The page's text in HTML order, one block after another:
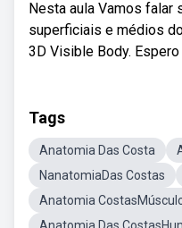
Nesta aula Vamos falar
superficiais e médios
3D Visible Body. Espero
Tags
Anatomia Das Costa
NanatomiaDas Costas
Anatomia